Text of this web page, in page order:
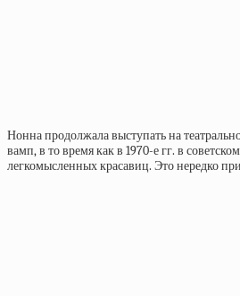
Нонна продолжала выступать на
вамп, в то время как в 1970-е гг. в
легкомысленных красавиц. Это нередко